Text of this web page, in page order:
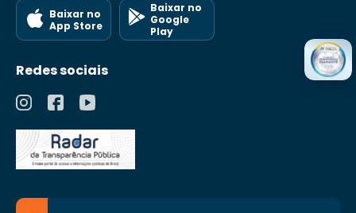
Baixar no
App Store
Baixar no
Google
Play
Redes sociais